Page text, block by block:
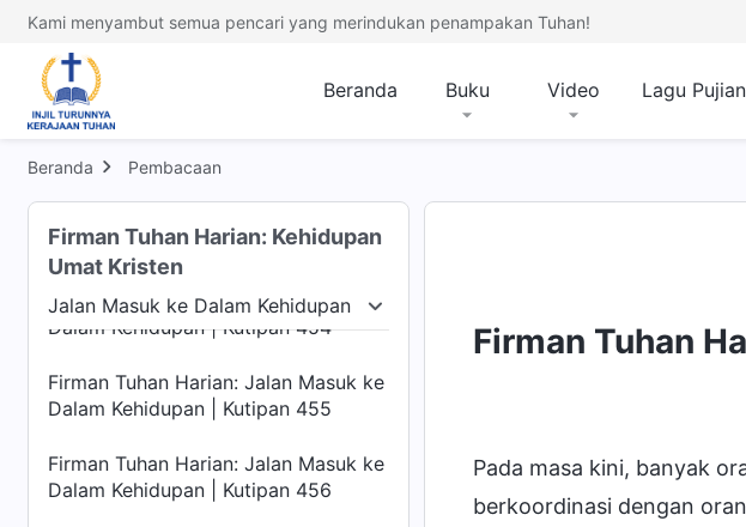
Kami menyambut semua pencari yang merindukan penampakan Tuhan!
Beranda Buku Video Lagu Pujian
Beranda Pembacaan
Firman Tuhan Harian: Kehidupan
Umat Kristen
Jalan Masuk ke Dalam Kehidupan
Jalan Masuk ke Dalam Kehidupan Tempat Tujuan dan
Firman Tuhan Harian: Jalan Masuk ke
Dalam Kehidupan | Kutipan 451
Dalam Kehidupan | Kutipan 452
Dalam Kehidupan | Kutipan 453
Firman Tuhan Harian: Jalan Masuk ke
Dalam Kehidupan | Kutipan 454
Firman Tuhan Harian: Jalan Masuk ke
Dalam Kehidupan | Kutipan 455
Firman Tuhan Harian: Jalan Masuk ke
Dalam Kehidupan | Kutipan 456
Firman Tuhan
Pada masa kini, banyak
berkoordinasi dengan